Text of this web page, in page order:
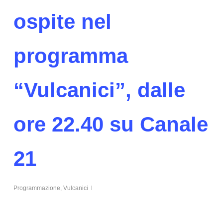
ospite nel
programma
“Vulcanici”, dalle
ore 22.40 su Canale
21
Programmazione, Vulcanici